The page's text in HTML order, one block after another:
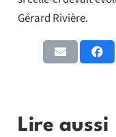
Gérard Rivière.
Lire aussi